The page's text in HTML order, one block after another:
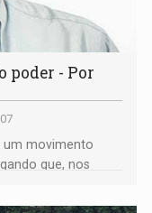
poder - Por
um movimento
que, nos